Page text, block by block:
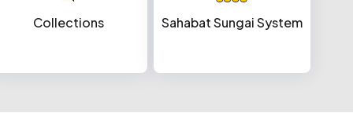
Collections Sahabat Sungai System